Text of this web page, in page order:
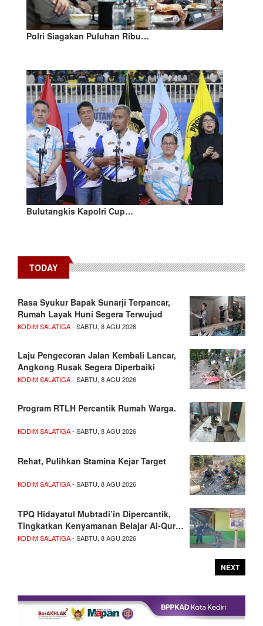
Polri Siagakan Puluhan Ribu…
Bulutangkis Kapolri Cup…
TODAY
Rasa Syukur Bapak Sunarji Terpancar,
Rumah Layak Huni Segera Terwujud
KODIM SALATIGA- SABTU, 8 AGU 2026
Laju Pengecoran Jalan Kembali Lancar,
Angkong Rusak Segera Diperbaiki
KODIM SALATIGA- SABTU, 8 AGU 2026
Program RTLH Percantik Rumah Warga.
KODIM SALATIGA- SABTU, 8 AGU 2026
Rehat, Pulihkan Stamina Kejar Target
KODIM SALATIGA- SABTU, 8 AGU 2026
TPQ Hidayatul Mubtadi’in Dipercantik,
Tingkatkan Kenyamanan Belajar Al-Qur…
KODIM SALATIGA- SABTU, 8 AGU 2026
NEXT